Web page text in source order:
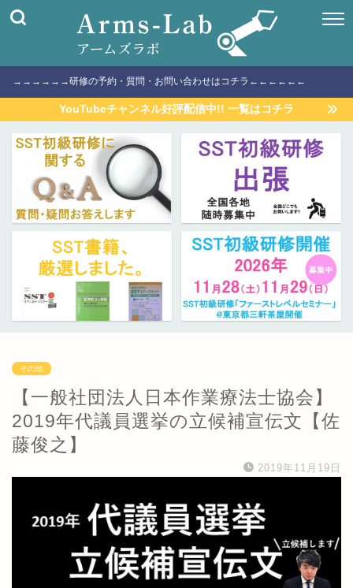
→→→→→→研修の予約・質問・お問い合わせはコチラ←←←←←←
YouTubeチャンネル好評配信中!! 一覧はコチラ
その他
【一般社団法人日本作業療法士協会】
2019年代議員選挙の立候補宣伝文【佐
藤俊之】
2019年11月19日